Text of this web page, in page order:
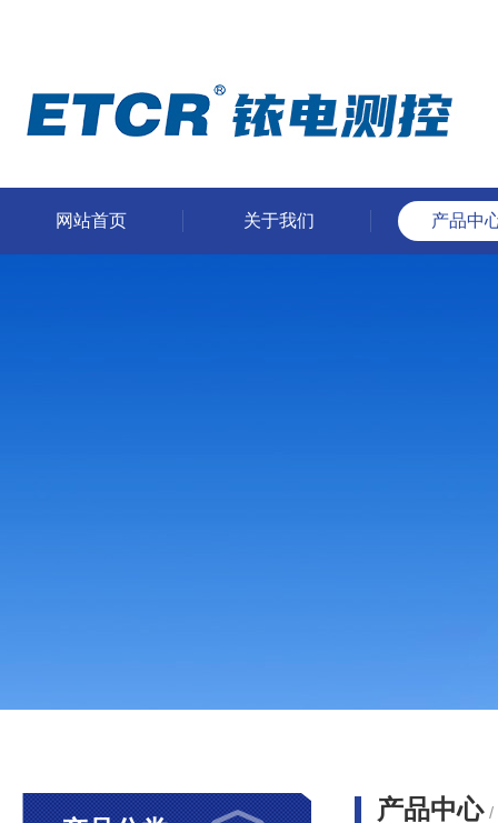
网站首页 关于我们 产品中
产品中心 /